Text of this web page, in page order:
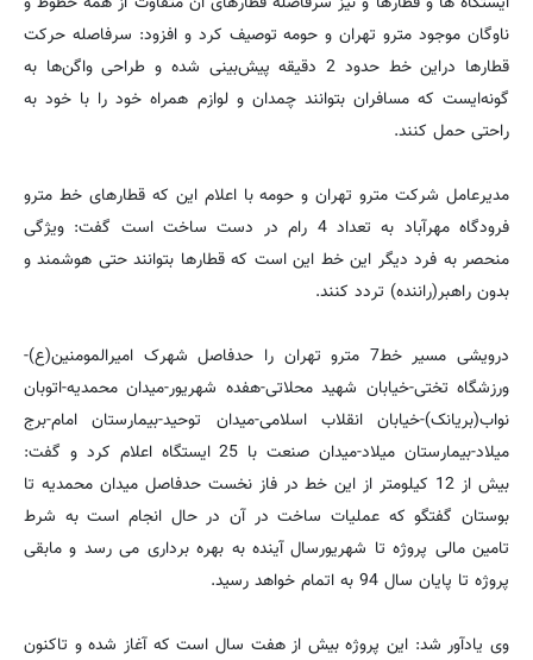
ناوگان موجود مترو تهران و حومه توصیف کرد و افزود: سرفاصله حرکت
قطارها دراین خط حدود 2 دقیقه پیش‌بینی شده و طراحی واگن‌ها به
گونه‌ایست که مسافران بتوانند چمدان و لوازم همراه خود را با خود به
راحتی حمل کنند.
مدیرعامل شرکت مترو تهران و حومه با اعلام این که قطارهای خط مترو
فرودگاه مهرآباد به تعداد 4 رام در دست ساخت است گفت: ویژگی
منحصر به فرد دیگر این خط این است که قطارها بتوانند حتی هوشمند و
بدون راهبر(راننده) تردد کنند.
درویشی مسیر خط7 مترو تهران را حدفاصل شهرک امیرالمومنین(ع)-
ورزشگاه تختی-خیابان شهید محلاتی-هفده شهریور-میدان محمدیه-اتوبان
نواب(بریانک)-خیابان انقلاب اسلامی-میدان توحید-بیمارستان امام-برج
میلاد-بیمارستان میلاد-میدان صنعت با 25 ایستگاه اعلام کرد و گفت:
بیش از 12 کیلومتر از این خط در فاز نخست حدفاصل میدان محمدیه تا
بوستان گفتگو که عملیات ساخت در آن در حال انجام است به شرط
تامین مالی پروژه تا شهریورسال آینده به بهره برداری می رسد و مابقی
پروژه تا پایان سال 94 به اتمام خواهد رسید.
وی یادآور شد: این پروژه بیش از هفت سال است که آغاز شده و تاکنون